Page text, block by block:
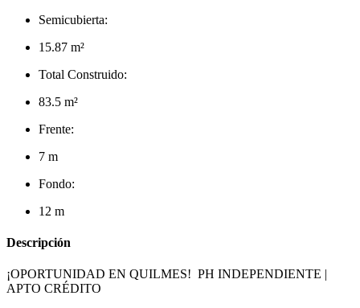
Semicubierta:
15.87 m²
Total Construido:
83.5 m²
Frente:
7 m
Fondo:
12 m
Descripción
¡OPORTUNIDAD EN QUILMES! PH INDEPENDIENTE |
APTO CRÉDITO